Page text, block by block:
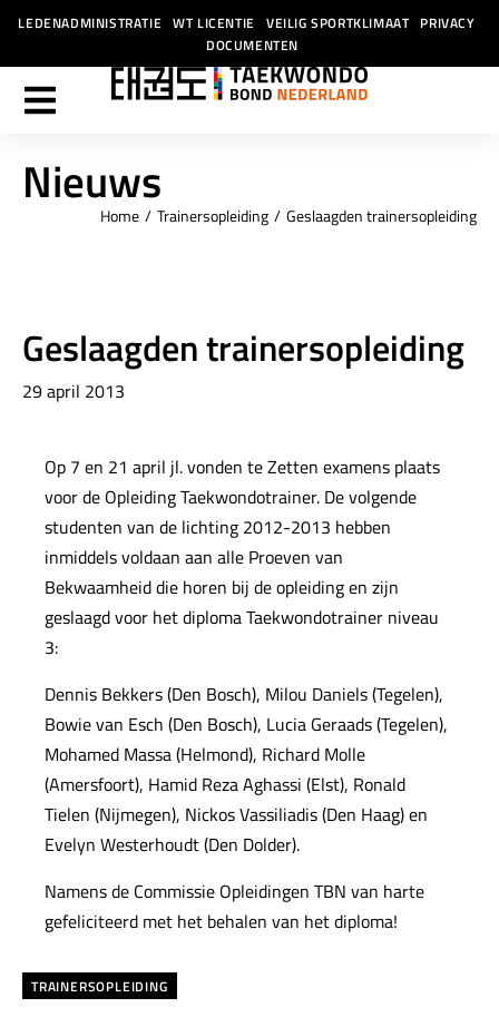
LEDENADMINISTRATIE WT LICENTIE VEILIG SPORTKLIMAAT PRIVACY
DOCUMENTEN
Nieuws
Je bent hier:Home Trainersopleiding Geslaagden trainersopleiding
Geslaagden trainersopleiding
29 april 2013
Op 7 en 21 april jl. vonden te Zetten examens plaats
voor de Opleiding Taekwondotrainer. De volgende
studenten van de lichting 2012-2013 hebben
inmiddels voldaan aan alle Proeven van
Bekwaamheid die horen bij de opleiding en zijn
geslaagd voor het diploma Taekwondotrainer niveau
3:
Dennis Bekkers (Den Bosch), Milou Daniels (Tegelen),
Bowie van Esch (Den Bosch), Lucia Geraads (Tegelen),
Mohamed Massa (Helmond), Richard Molle
(Amersfoort), Hamid Reza Aghassi (Elst), Ronald
Tielen (Nijmegen), Nickos Vassiliadis (Den Haag) en
Evelyn Westerhoudt (Den Dolder).
Namens de Commissie Opleidingen TBN van harte
gefeliciteerd met het behalen van het diploma!
TRAINERSOPLEIDING